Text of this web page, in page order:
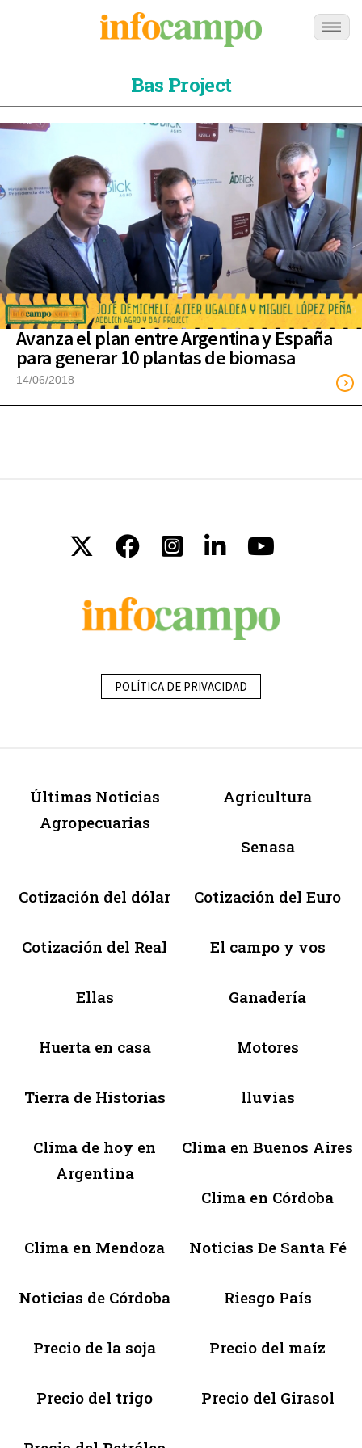
Bas Project
Avanza el plan entre Argentina y España
para generar 10 plantas de biomasa
14/06/2018
POLÍTICA DE PRIVACIDAD
Últimas Noticias
Agropecuarias
Agricultura
Senasa
Cotización del dólar Cotización del Euro
Cotización del Real El campo y vos
Ellas Ganadería
Huerta en casa Motores
Tierra de Historias lluvias
Clima de hoy en
Argentina
Clima en Buenos Aires
Clima en Córdoba
Clima en Mendoza Noticias De Santa Fé
Noticias de Córdoba Riesgo País
Precio de la soja Precio del maíz
Precio del trigo Precio del Girasol